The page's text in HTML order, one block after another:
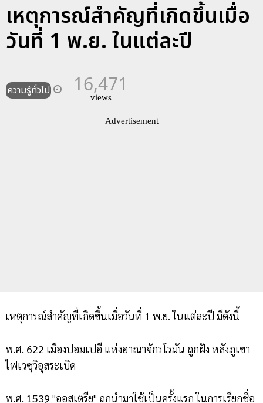
เหตุการณ์สำคัญที่เกิดขึ้นเมื่อ
วันที่ 1 พ.ย. ในแต่ละปี
ความรู้ทั่วไป 16,471
views
Advertisement
เหตุการณ์สำคัญที่เกิดขึ้นเมื่อวันที่ 1 พ.ย. ในแต่ละปี มีดังนี้
พ.ศ. 622 เมืองปอมเปอี แห่งอาณาจักรโรมัน ถูกฝัง หลังภูเขา
ไฟเวซุวิอุสระเบิด
พ.ศ. 1539 "ออสเตรีย" ถูกนำมาใช้เป็นครั้งแรก ในการเรียกชื่อ